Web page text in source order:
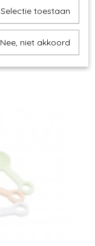
Selectie toestaan
Nee, niet akkoord